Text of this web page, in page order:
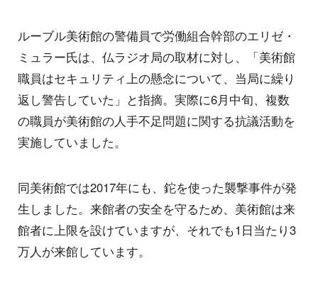
ルーブル美術館の警備員で労働組合幹部のエリゼ・
ミュラー氏は、仏ラジオ局の取材に対し、「美術館
職員はセキュリティ上の懸念について、当局に繰り
返し警告していた」と指摘。実際に6月中旬、複数
の職員が美術館の人手不足問題に関する抗議活動を
実施していました。
同美術館では2017年にも、鉈を使った襲撃事件が発
生しました。来館者の安全を守るため、美術館は来
館者に上限を設けていますが、それでも1日当たり3
万人が来館しています。